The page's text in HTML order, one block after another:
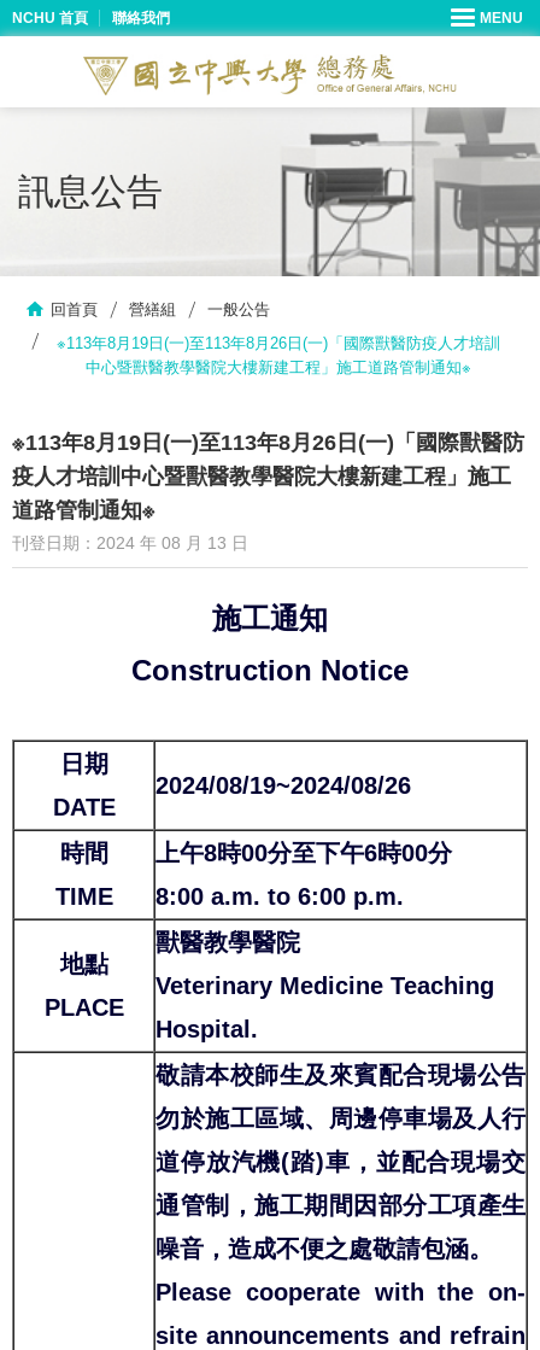
NCHU 首頁 聯絡我們
訊息公告
回首頁 營繕組
一般公告
※113年8月19日(一)至113年8月26日(一)「國際獸醫防疫人才培訓
中心暨獸醫教學醫院大樓新建工程」施工道路管制通知※
※113年8月19日(一)至113年8月26日(一)「國際獸醫防
疫人才培訓中心暨獸醫教學醫院大樓新建工程」施工
道路管制通知※
刊登日期：2024 年 08 月 13 日
施工通知
Construction Notice
日期
DATE
2024/08/19~2024/08/26
時間
TIME
上午8時00分至下午6時00分
8:00 a.m. to 6:00 p.m.
地點
PLACE
獸醫教學醫院
Veterinary Medicine Teaching
Hospital.
敬請本校師生及來賓配合現場公告
勿於施工區域、周邊停車場及人行
道停放汽機(踏)車，並配合現場交
通管制，施工期間因部分工項產生
噪音，造成不便之處敬請包涵。
Please cooperate with the on-
site announcements and refrain